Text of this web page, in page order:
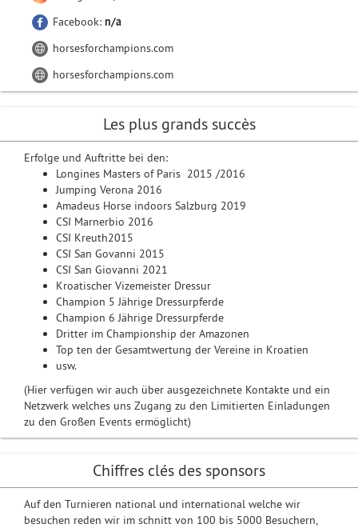
Facebook: n/a
horsesforchampions.com
horsesforchampions.com
Les plus grands succès
Erfolge und Auftritte bei den:
Longines Masters of Paris 2015 /2016
Jumping Verona 2016
Amadeus Horse indoors Salzburg 2019
CSI Marnerbio 2016
CSI Kreuth2015
CSI San Govanni 2015
CSI San Giovanni 2021
Kroatischer Vizemeister Dressur
Champion 5 Jährige Dressurpferde
Champion 6 Jährige Dressurpferde
Dritter im Championship der Amazonen
Top ten der Gesamtwertung der Vereine in Kroatien
usw.
(Hier verfügen wir auch über ausgezeichnete Kontakte und ein
Netzwerk welches uns Zugang zu den Limitierten Einladungen
zu den Großen Events ermöglicht)
Chiffres clés des sponsors
Auf den Turnieren national und international welche wir
besuchen reden wir im schnitt von 100 bis 5000 Besuchern,